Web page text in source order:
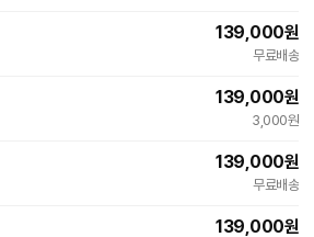
139,000원
무료배송
139,000원
3,000원
139,000원
무료배송
139,000원